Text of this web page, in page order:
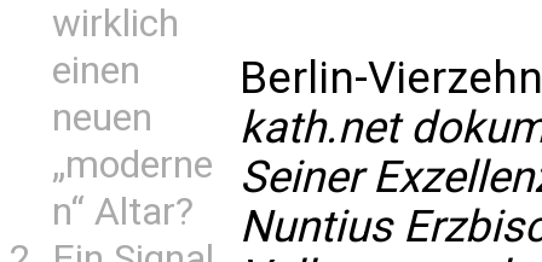
wirklich
einen
neuen
„moderne
n“ Altar?
Berlin-
kath.net
Seiner
Nuntius